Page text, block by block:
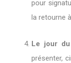
pour
la retourne
Le jour
présenter,